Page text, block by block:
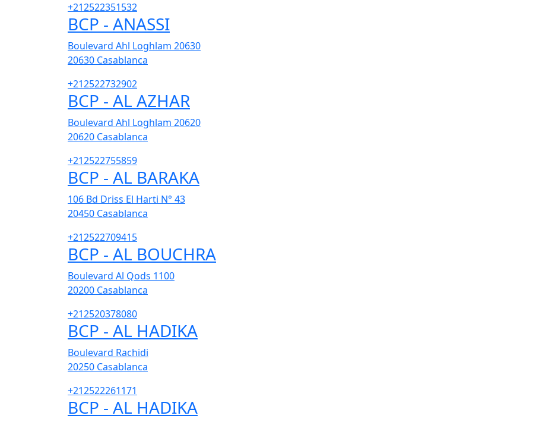
+212522351532
BCP - ANASSI
Boulevard Ahl Loghlam 20630
20630 Casablanca
+212522732902
BCP - AL AZHAR
Boulevard Ahl Loghlam 20620
20620 Casablanca
+212522755859
BCP - AL BARAKA
106 Bd Driss El Harti N° 43
20450 Casablanca
+212522709415
BCP - AL BOUCHRA
Boulevard Al Qods 1100
20200 Casablanca
+212520378080
BCP - AL HADIKA
Boulevard Rachidi
20250 Casablanca
+212522261171
BCP - AL HADIKA